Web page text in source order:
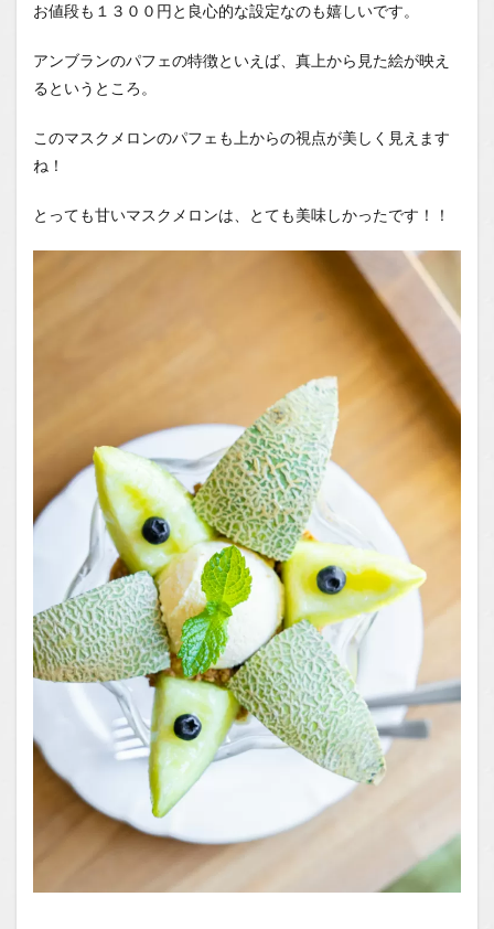
お値段も１３００円と良心的な設定なのも嬉しいです。
アンブランのパフェの特徴といえば、真上から見た絵が映え
るというところ。
このマスクメロンのパフェも上からの視点が美しく見えます
ね！
とっても甘いマスクメロンは、とても美味しかったです！！